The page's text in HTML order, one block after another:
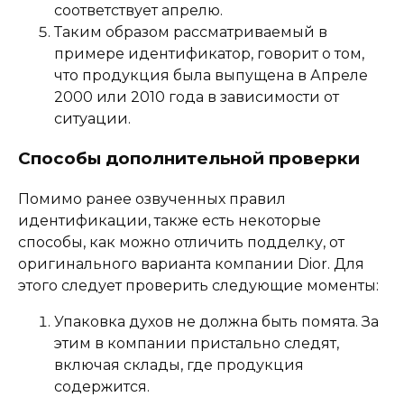
соответствует апрелю.
Таким образом рассматриваемый в
примере идентификатор, говорит о том,
что продукция была выпущена в Апреле
2000 или 2010 года в зависимости от
ситуации.
Способы дополнительной проверки
Помимо ранее озвученных правил
идентификации, также есть некоторые
способы, как можно отличить подделку, от
оригинального варианта компании Dior. Для
этого следует проверить следующие моменты:
Упаковка духов не должна быть помята. За
этим в компании пристально следят,
включая склады, где продукция
содержится.